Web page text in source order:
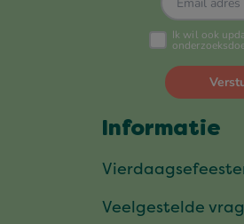
Informatie
Veelgestelde